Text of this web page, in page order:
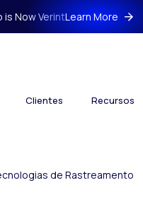
is Now VerintLearn More
Clientes Recursos
de Rastreamento